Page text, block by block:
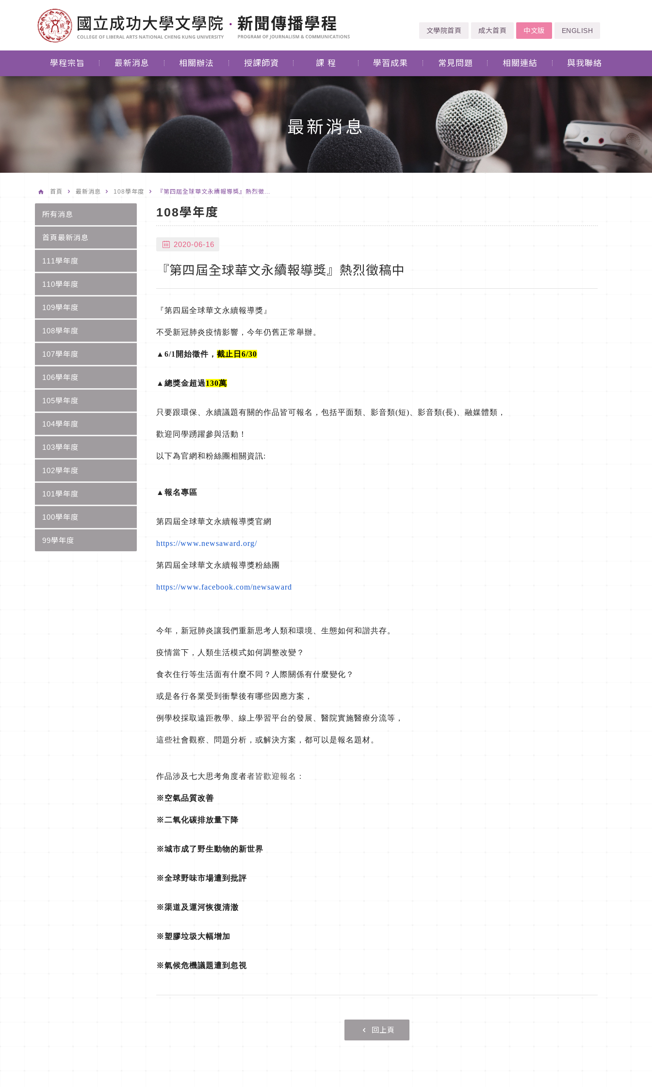
文學院首頁 成大首頁 中文版 ENGLISH
學程宗旨 最新消息 相關辦法 授課師資 課 程 學習成果 常見問題 相關連結 與我聯絡
最新消息
首頁 最新消息 108學年度 『第四屆全球華文永續報導獎』熱烈徵...
所有消息
首頁最新消息
111學年度
110學年度
109學年度
108學年度
107學年度
106學年度
105學年度
104學年度
103學年度
102學年度
101學年度
100學年度
99學年度
108學年度
2020-06-16
『第四屆全球華文永續報導獎』熱烈徵稿中
『第四屆全球華文永續報導獎』
不受新冠肺炎疫情影響， 今年仍舊正常舉辦。
▲6/1開始徵件， 截止日6/30
▲ 總獎金超過130萬
只要跟環保、永續議題有關的作品皆可報名， 包括平面類、影音類(短)、影音類(長)、融媒體類，
歡迎同學踴躍參與活動！
以下為官網和粉絲團相關資訊:
▲ 報名專區
第四屆全球華文永續報導獎官網
https://www.newsaward.org/
第四屆全球華文永續報導獎粉絲團
https://www.facebook.com/newsaward
今年，新冠肺炎讓我們重新思考人類和環境、生態如何和諧共存。
疫情當下，人類生活模式如何調整改變？
食衣住行等生活面有什麼不同？人際關係有什麼變化？
或是各行各業受到衝擊後有哪些因應方案，
例學校採取遠距教學、線上學習平台的發展、醫院實施醫療分流等，
這些社會觀察、問題分析，或解決方案，都可以是報名題材。
作品涉及七大思考角度者者皆歡迎報名：
※空氣品質改善
※二氧化碳排放量下降
※城市成了野生動物的新世界
※全球野味市場遭到批評
※渠道及運河恢復清澈
※塑膠垃圾大幅增加
※氣候危機議題遭到忽視
回上頁